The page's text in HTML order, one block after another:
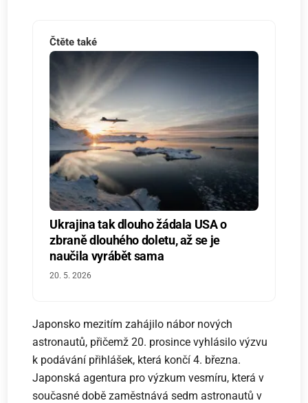
Čtěte také
Ukrajina tak dlouho žádala USA o
zbraně dlouhého doletu, až se je
naučila vyrábět sama
20. 5. 2026
Japonsko mezitím zahájilo nábor nových
astronautů, přičemž 20. prosince vyhlásilo výzvu
k podávání přihlášek, která končí 4. března.
Japonská agentura pro výzkum vesmíru, která v
současné době zaměstnává sedm astronautů v